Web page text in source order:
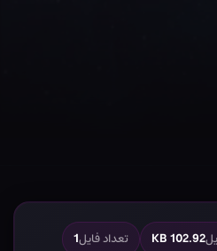
102.92 KB تعداد فایل1